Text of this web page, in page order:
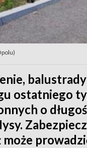
ostatniego
o